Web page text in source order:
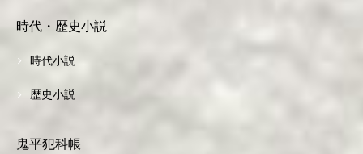
時代・歴史小説
時代小説
歴史小説
鬼平犯科帳